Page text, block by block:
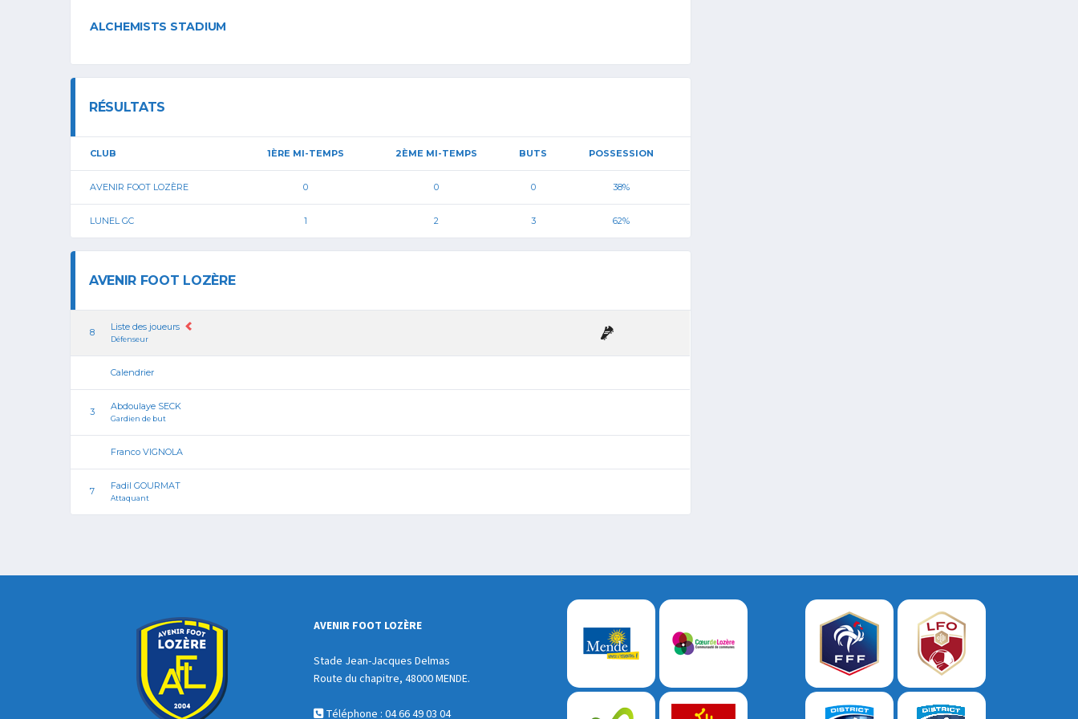
ALCHEMISTS STADIUM
RÉSULTATS
CLUB 1ÈRE MI-TEMPS 2ÈME MI-TEMPS BUTS POSSESSION
AVENIR FOOT LOZÈRE 0 0 0 38%
LUNEL GC 1 2 3 62%
AVENIR FOOT LOZÈRE
8 Liste des joueurs
Défenseur
Calendrier
3 Abdoulaye SECK
Gardien de but
Franco VIGNOLA
7 Fadil GOURMAT
Attaquant
AVENIR FOOT LOZÈRE
Stade Jean-Jacques Delmas
Route du chapitre, 48000 MENDE.
Téléphone : 04 66 49 03 04